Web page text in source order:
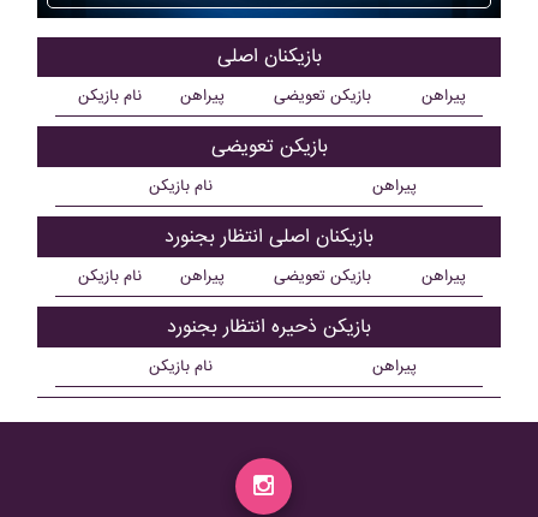
بازیکنان اصلی
نام بازیکن پیراهن بازیکن تعویضی پیراهن
بازیکن تعویضی
نام بازیکن پیراهن
بازیکنان اصلی انتظار بجنورد
نام بازیکن پیراهن بازیکن تعویضی پیراهن
بازیکن ذحیره انتظار بجنورد
نام بازیکن پیراهن